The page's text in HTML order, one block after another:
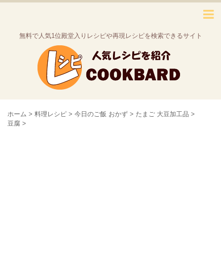
無料で人気1位殿堂入りレシピや再現レシピを検索できるサイト
ホーム > 料理レシピ > 今日のご飯 おかず > たまご 大豆加工品 >
豆腐 >